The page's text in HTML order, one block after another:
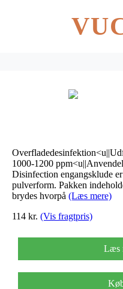
1000-1200
Disinfection engangsklude
pulverform. Pakken
brydes hvorpå (Læs mere)
114 kr. (Vis fragtpris)
Læs